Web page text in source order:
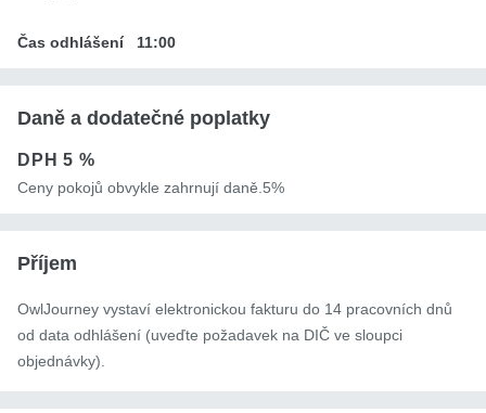
Čas odhlášení 11:00
Daně a dodatečné poplatky
DPH5 %
Ceny pokojů obvykle zahrnují daně.5%
Příjem
OwlJourney vystaví elektronickou fakturu do 14 pracovních dnů
od data odhlášení (uveďte požadavek na DIČ ve sloupci
objednávky).